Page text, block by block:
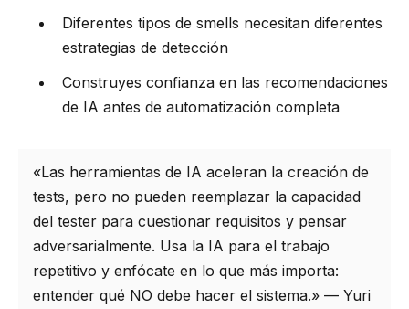
Diferentes tipos de smells necesitan diferentes
estrategias de detección
Construyes confianza en las recomendaciones
de IA antes de automatización completa
«Las herramientas de IA aceleran la creación de
tests, pero no pueden reemplazar la capacidad
del tester para cuestionar requisitos y pensar
adversarialmente. Usa la IA para el trabajo
repetitivo y enfócate en lo que más importa:
entender qué NO debe hacer el sistema.» — Yuri